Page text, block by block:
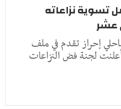
تسوية نزاعاته
عشر
إحراز تقدم في ملف
أعلنت لجنة فض النزاعات